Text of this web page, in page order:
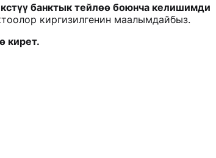
банктык тейлөө боюнча келишимди
киргизилгенин маалымдайбыз.
кирет.